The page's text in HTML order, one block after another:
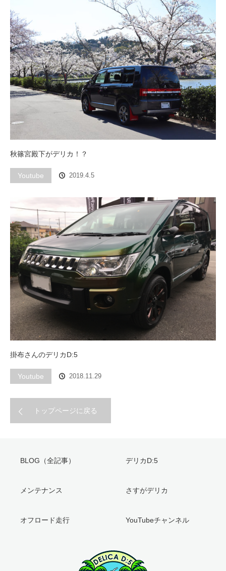
秋篠宮殿下がデリカ！？
Youtube 2019.4.5
掛布さんのデリカD:5
Youtube 2018.11.29
トップページに戻る
BLOG（全記事） デリカD:5
メンテナンス さすがデリカ
オフロード走行 YouTubeチャンネル